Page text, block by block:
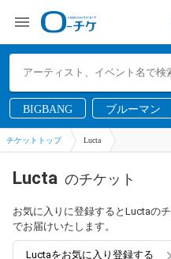
BIGBANG ブルーマン
チケットトップ Lucta
Lucta のチケット
お気に入りに登録するとLuctaの
でお届けいたします。
Luctaをお気に入り登録する